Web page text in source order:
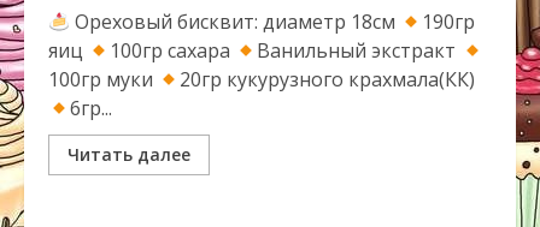
Ореховый бисквит: диаметр 18см
190гр
яиц
100гр сахара
Ванильный экстракт
100гр муки
20гр кукурузного крахмала(КК)
6гр...
Читать далее